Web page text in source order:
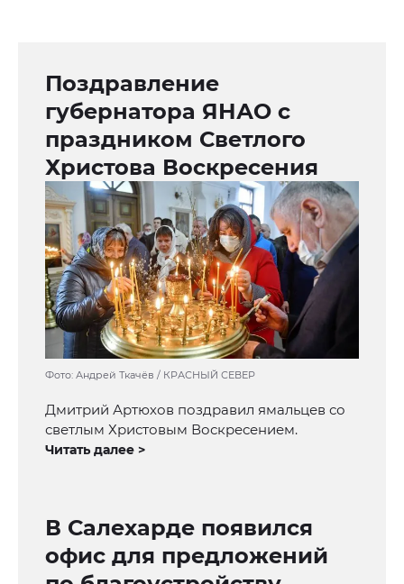
Поздравление
губернатора ЯНАО с
праздником Светлого
Христова Воскресения
Фото: Андрей Ткачёв / КРАСНЫЙ СЕВЕР
Дмитрий Артюхов поздравил ямальцев со
светлым Христовым Воскресением.
Читать далее >
В Салехарде появился
офис для предложений